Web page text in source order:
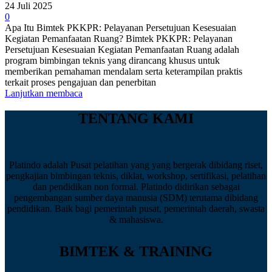
24 Juli 2025
0
Apa Itu Bimtek PKKPR: Pelayanan Persetujuan Kesesuaian
Kegiatan Pemanfaatan Ruang? Bimtek PKKPR: Pelayanan
Persetujuan Kesesuaian Kegiatan Pemanfaatan Ruang adalah
program bimbingan teknis yang dirancang khusus untuk
memberikan pemahaman mendalam serta keterampilan praktis
terkait proses pengajuan dan penerbitan
Lanjutkan membaca
TENTANG KAMI
Platindo adalah Pusat pelatihan yang yang bergerak dibidang riset,
pengkajian bimbingan teknis, diklat, workshop, sertifikasi, pelatihan
dan pendidikan non formal. Platindo didirikan sebagai
pengembangan sumber daya manusia (SDM) terutama dibidang
pendidikan. Baik bagi pemerintah pusat, pemerintah daerah, swasta
& mahasiswa.
BIMTEK & TRAINING